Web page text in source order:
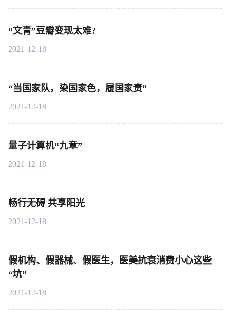
“文青”豆瓣变现太难?
2021-12-18
“当国家队，染国家色，履国家责”
2021-12-18
量子计算机“九章”
2021-12-18
畅行无碍 共享阳光
2021-12-18
假机构、假器械、假医生，医美抗衰消费小心这些
“坑”
2021-12-18